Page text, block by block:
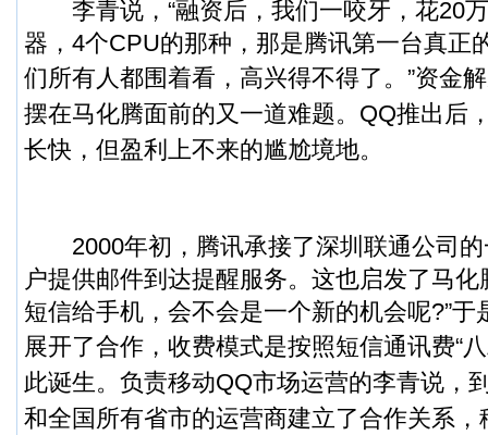
李青说，“融资后，我们一咬牙，花20
器，4个CPU的那种，那是腾讯第一台真正
们所有人都围着看，高兴得不得了。”资金
摆在马化腾面前的又一道难题。QQ推出后
长快，但盈利上不来的尴尬境地。
2000年初，腾讯承接了深圳联通公司的
户提供邮件到达提醒服务。这也启发了马化
短信给手机，会不会是一个新的机会呢?”于
展开了合作，收费模式是按照短信通讯费“
此诞生。负责移动QQ市场运营的李青说，
和全国所有省市的运营商建立了合作关系